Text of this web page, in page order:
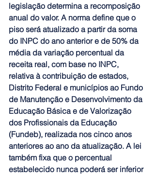
legislação determina a recomposição
anual do valor. A norma define que o
piso será atualizado a partir da soma
do INPC do ano anterior e de 50% da
média da variação percentual da
receita real, com base no INPC,
relativa à contribuição de estados,
Distrito Federal e municípios ao Fundo
de Manutenção e Desenvolvimento da
Educação Básica e de Valorização
dos Profissionais da Educação
(Fundeb), realizada nos cinco anos
anteriores ao ano da atualização. A lei
também fixa que o percentual
estabelecido nunca poderá ser inferior